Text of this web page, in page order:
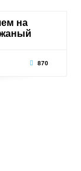
на
870